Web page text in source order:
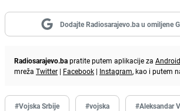
Dodajte Radiosarajevo.ba u omiljene
Radiosarajevo.bapratite putem aplikacije za Android
mreža Twitter | Facebook | Instagram, kao i putem
#Vojska Srbije #vojska #Aleksandar